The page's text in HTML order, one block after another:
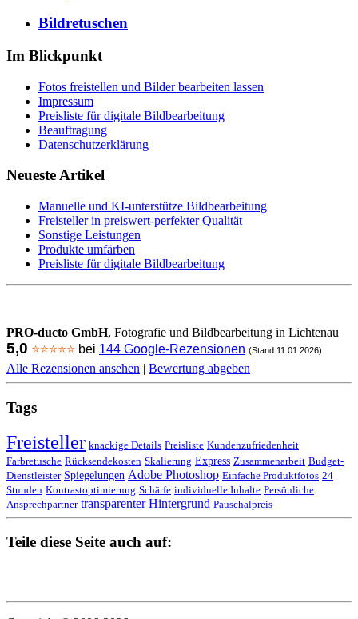
Bildretuschen
Im Blickpunkt
Fotos freistellen und Bilder bearbeiten lassen
Impressum
Preisliste für digitale Bildbearbeitung
Beauftragung
Datenschutzerklärung
Neueste Artikel
Manuelle und KI-unterstütze Bildbearbeitung
Freisteller in preiswert-perfekter Qualität
Sonstige Leistungen
Produkte umfärben
Preisliste für digitale Bildbearbeitung
PRO-ducto GmbH, Fotografie und Bildbearbeitung in Lichtenau
5,0 ⭐⭐⭐⭐⭐ bei 144 Google-Rezensionen (Stand 11.01.2026)
Alle Rezensionen ansehen | Bewertung abgeben
Tags
Freisteller knackige Details Preisliste Kundenzufriedenheit
Farbretusche Rücksendekosten Skalierung Express Zusammenarbeit Budget-
Dienstleister Spiegelungen Adobe Photoshop Einfache Produktfotos 24
Stunden Kontrastoptimierung Schärfe individuelle Inhalte Persönliche
Ansprechpartner transparenter Hintergrund Pauschalpreis
Teile diese Seite auch auf: